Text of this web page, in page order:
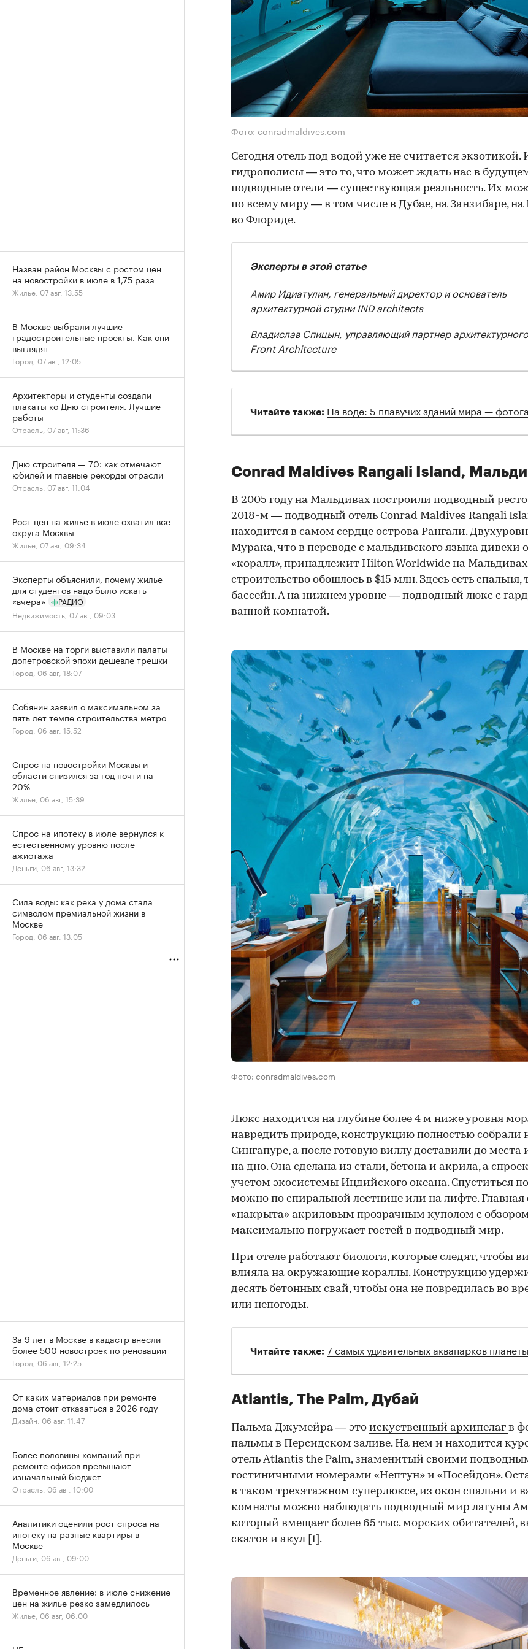
Фото: conradmaldives.com
Сегодня отель под водой уже не считается экзотикой.
гидрополисы — это то, что может ждать нас в
подводные отели — существующая реальность. Их
по всему миру — в том числе в Дубае, на Занзибаре,
во Флориде.
Эксперты в этой статье
Амир Идиатулин, генеральный директор и основатель
архитектурной студии IND architects
Владислав Спицын, управляющий партнер
Front Architecture
Читайте также: На воде: 5 плавучих зданий мира —
Conrad Maldives Rangali Island,
В 2005 году на Мальдивах построили подводный
2018-м — подводный отель Conrad Maldives Rangali
находится в самом сердце острова Рангали.
Мурака, что в переводе с мальдивского языка дивехи
«коралл», принадлежит Hilton Worldwide на
строительство обошлось в $15 млн. Здесь есть спальня,
бассейн. А на нижнем уровне — подводный люкс с
ванной комнатой.
Фото: conradmaldives.com
Люкс находится на глубине более 4 м ниже уровня
навредить природе, конструкцию полностью собрали
Сингапуре, а после готовую виллу доставили до места
на дно. Она сделана из стали, бетона и акрила, а
учетом экосистемы Индийского океана. Спуститься
можно по спиральной лестнице или на лифте. Главная
«накрыта» акриловым прозрачным куполом с обзором
максимально погружает гостей в подводный мир.
При отеле работают биологи, которые следят, чтобы
влияла на окружающие кораллы. Конструкцию
десять бетонных свай, чтобы она не повредилась во
или непогоды.
Читайте также: 7 самых удивительных аквапарков планеты
Atlantis, The Palm, Дубай
Пальма Джумейра — это искуственный архипелаг в
пальмы в Персидском заливе. На нем и находится
отель Atlantis the Palm, знаменитый своими
гостиничными номерами «Нептун» и «Посейдон».
в таком трехэтажном суперлюксе, из окон спальни и
комнаты можно наблюдать подводный мир лагуны
который вмещает более 65 тыс. морских обитателей,
скатов и акул [1] .
Назван район Москвы с ростом цен
на новостройки в июле в 1,75 раза
Жилье, 07 авг, 13:55
В Москве выбрали лучшие
градостроительные проекты. Как они
выглядят
Город, 07 авг, 12:05
Архитекторы и студенты создали
плакаты ко Дню строителя. Лучшие
работы
Отрасль, 07 авг, 11:36
Дню строителя — 70: как отмечают
юбилей и главные рекорды отрасли
Отрасль, 07 авг, 11:04
Рост цен на жилье в июле охватил все
округа Москвы
Жилье, 07 авг, 09:34
Эксперты объяснили, почему жилье
для студентов надо было искать
«вчера»
РАДИО
Недвижимость, 07 авг, 09:03
В Москве на торги выставили палаты
допетровской эпохи дешевле трешки
Город, 06 авг, 18:07
Собянин заявил о максимальном за
пять лет темпе строительства метро
Город, 06 авг, 15:52
Спрос на новостройки Москвы и
области снизился за год почти на
20%
Жилье, 06 авг, 15:39
Спрос на ипотеку в июле вернулся к
естественному уровню после
ажиотажа
Деньги, 06 авг, 13:32
Сила воды: как река у дома стала
символом премиальной жизни в
Москве
Город, 06 авг, 13:05
За 9 лет в Москве в кадастр внесли
более 500 новостроек по реновации
Город, 06 авг, 12:25
От каких материалов при ремонте
дома стоит отказаться в 2026 году
Дизайн, 06 авг, 11:47
Более половины компаний при
ремонте офисов превышают
изначальный бюджет
Отрасль, 06 авг, 10:00
Аналитики оценили рост спроса на
ипотеку на разные квартиры в
Москве
Деньги, 06 авг, 09:00
Временное явление: в июле снижение
цен на жилье резко замедлилось
Жилье, 06 авг, 06:00